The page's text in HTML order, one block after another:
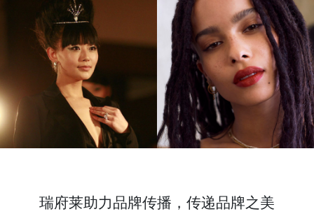
瑞府莱助力品牌传播， 传递品牌之美